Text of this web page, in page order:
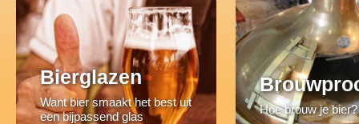
Bierglazen
Want bier smaakt het best uit
een bijpassend glas
Hoe brouw je bier?